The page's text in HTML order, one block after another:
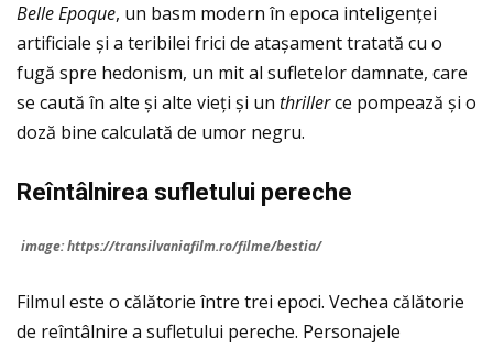
Belle Epoque, un basm modern în epoca inteligenței
artificiale și a teribilei frici de atașament tratată cu o
fugă spre hedonism, un mit al sufletelor damnate, care
se caută în alte și alte vieți și un thrillerce pompează și o
doză bine calculată de umor negru.
Reîntâlnirea sufletului pereche
image: https://transilvaniafilm.ro/filme/bestia/
Filmul este o călătorie între trei epoci. Vechea călătorie
de reîntâlnire a sufletului pereche. Personajele